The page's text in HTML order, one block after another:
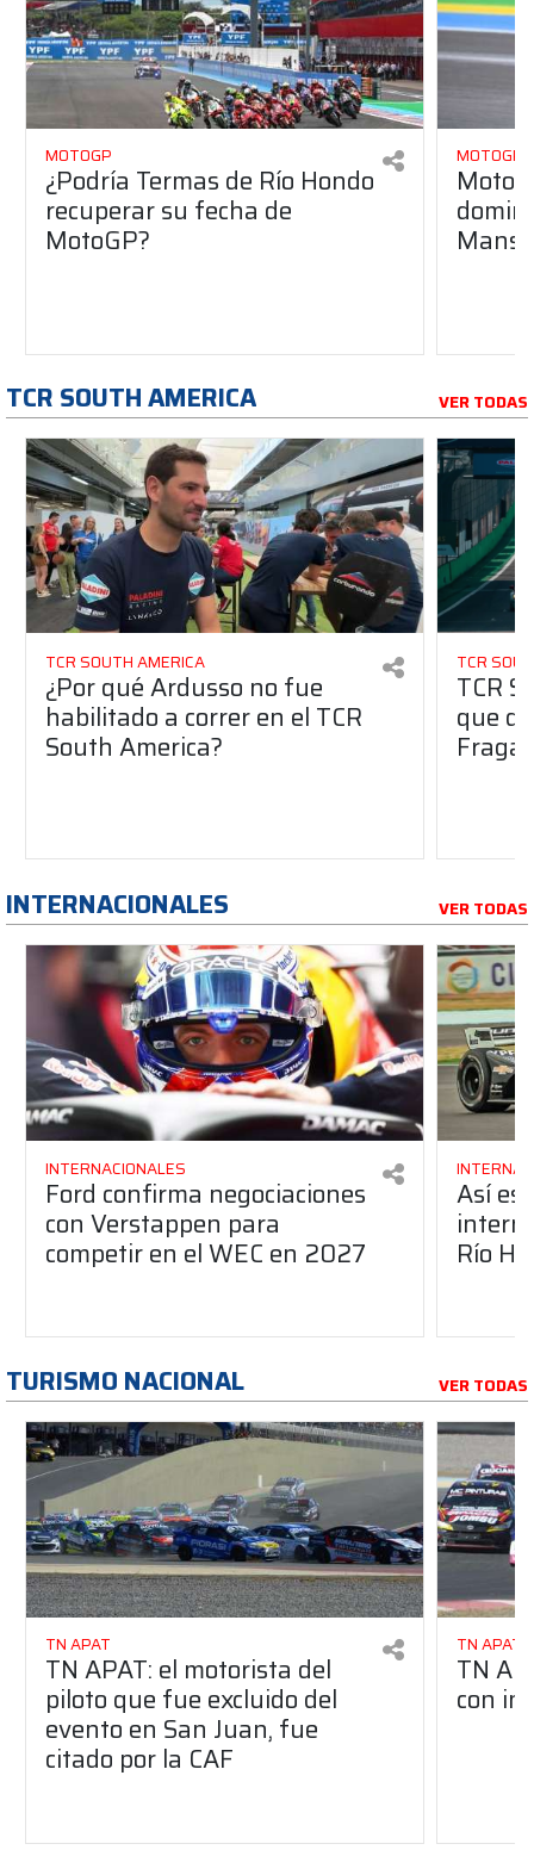
MOTOGP
¿Podría Termas de Río Hondo
recuperar su fecha de
MotoGP?
MOTOGP
Mans
TCR SOUTH AMERICA VER TODAS
TCR SOUTH AMERICA
¿Por qué Ardusso no fue
habilitado a correr en el TCR
South America?
TCR
TCR
que
Fraga
INTERNACIONALES VER TODAS
INTERNACIONALES
Ford confirma negociaciones
con Verstappen para
competir en el WEC en 2027
Así
Río
TURISMO NACIONAL VER TODAS
TN APAT
TN APAT: el motorista del
piloto que fue excluido del
evento en San Juan, fue
citado por la CAF
TN APAT
TN
con